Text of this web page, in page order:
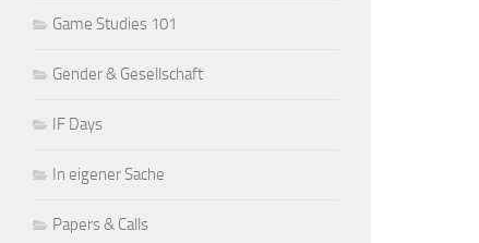
Game Studies 101
Gender & Gesellschaft
IF Days
In eigener Sache
Papers & Calls